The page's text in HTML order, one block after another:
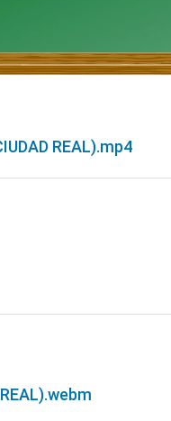
REAL).mp4